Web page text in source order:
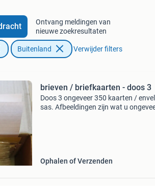
Ontvang meldingen van
nieuwe zoekresultaten
Buitenland Verwijder filters
brieven / briefkaarten - doos 3
Doos 3 ongeveer 350 kaarten /
sas. Afbeeldingen zijn wat u
Ophalen of Verzenden